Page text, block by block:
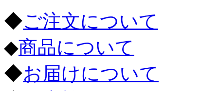
◆ご注文について
◆商品について
◆お届けについて